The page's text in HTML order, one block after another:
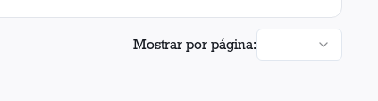
Mostrar por página: